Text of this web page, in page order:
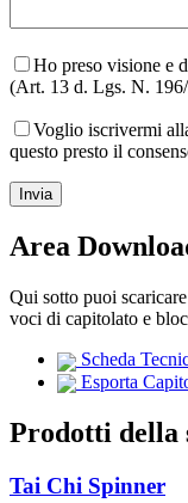
Ho preso visione e
(Art. 13 d. Lgs. N.
Voglio iscrivermi
questo presto il
Area
Qui sotto puoi
voci di capitolato e
Scheda
Esporta
Prodotti della
Tai Chi Spinner